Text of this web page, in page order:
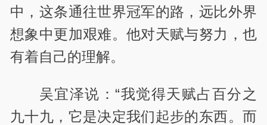
中，这条通往世界冠军的路，远比外界
想象中更加艰难。他对天赋与努力，也
有着自己的理解。
吴宜泽说：“我觉得天赋占百分之
九十九，它是决定我们起步的东西。而